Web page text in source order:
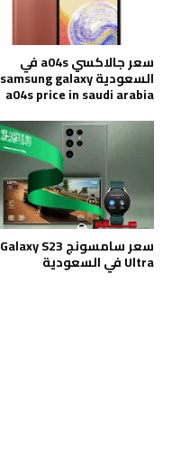
سعر جالاكسي a04s في
السعودية samsung galaxy
a04s price in saudi arabia
سعر سامسونج Galaxy S23
Ultra في السعودية